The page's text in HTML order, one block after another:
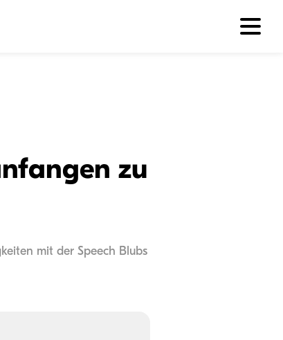
zu
mit der Speech Blubs